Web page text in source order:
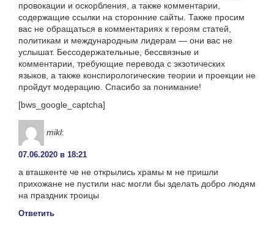
провокации и оскорбления, а также комментарии,
содержащие ссылки на сторонние сайты. Также просим
вас не обращаться в комментариях к героям статей,
политикам и международным лидерам — они вас не
услышат. Бессодержательные, бессвязные и
комментарии, требующие перевода с экзотических
языков, а также конспирологические теории и проекции не
пройдут модерацию. Спасибо за понимание!
[bws_google_captcha]
mikl:
07.06.2020 в 18:21
а вташкенте че не открылись храмы м не пришли
прихожане не пустили нас могли бы зделать добро людям
на праздник троицы
Ответить